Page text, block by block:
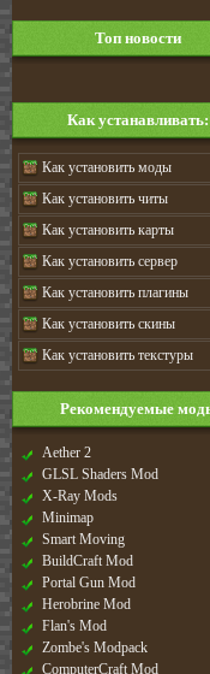
Топ новости
Как устанавливать:
Как установить моды
Как установить читы
Как установить карты
Как установить сервер
Как установить плагины
Как установить скины
Как установить текстуры
Рекомендуемые
Aether 2
GLSL Shaders Mod
X-Ray Mods
Minimap
Smart Moving
BuildCraft Mod
Portal Gun Mod
Herobrine Mod
Flan's Mod
Zombe's Modpack
ComputerCraft Mod